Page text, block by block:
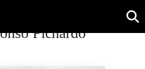
Pichardo